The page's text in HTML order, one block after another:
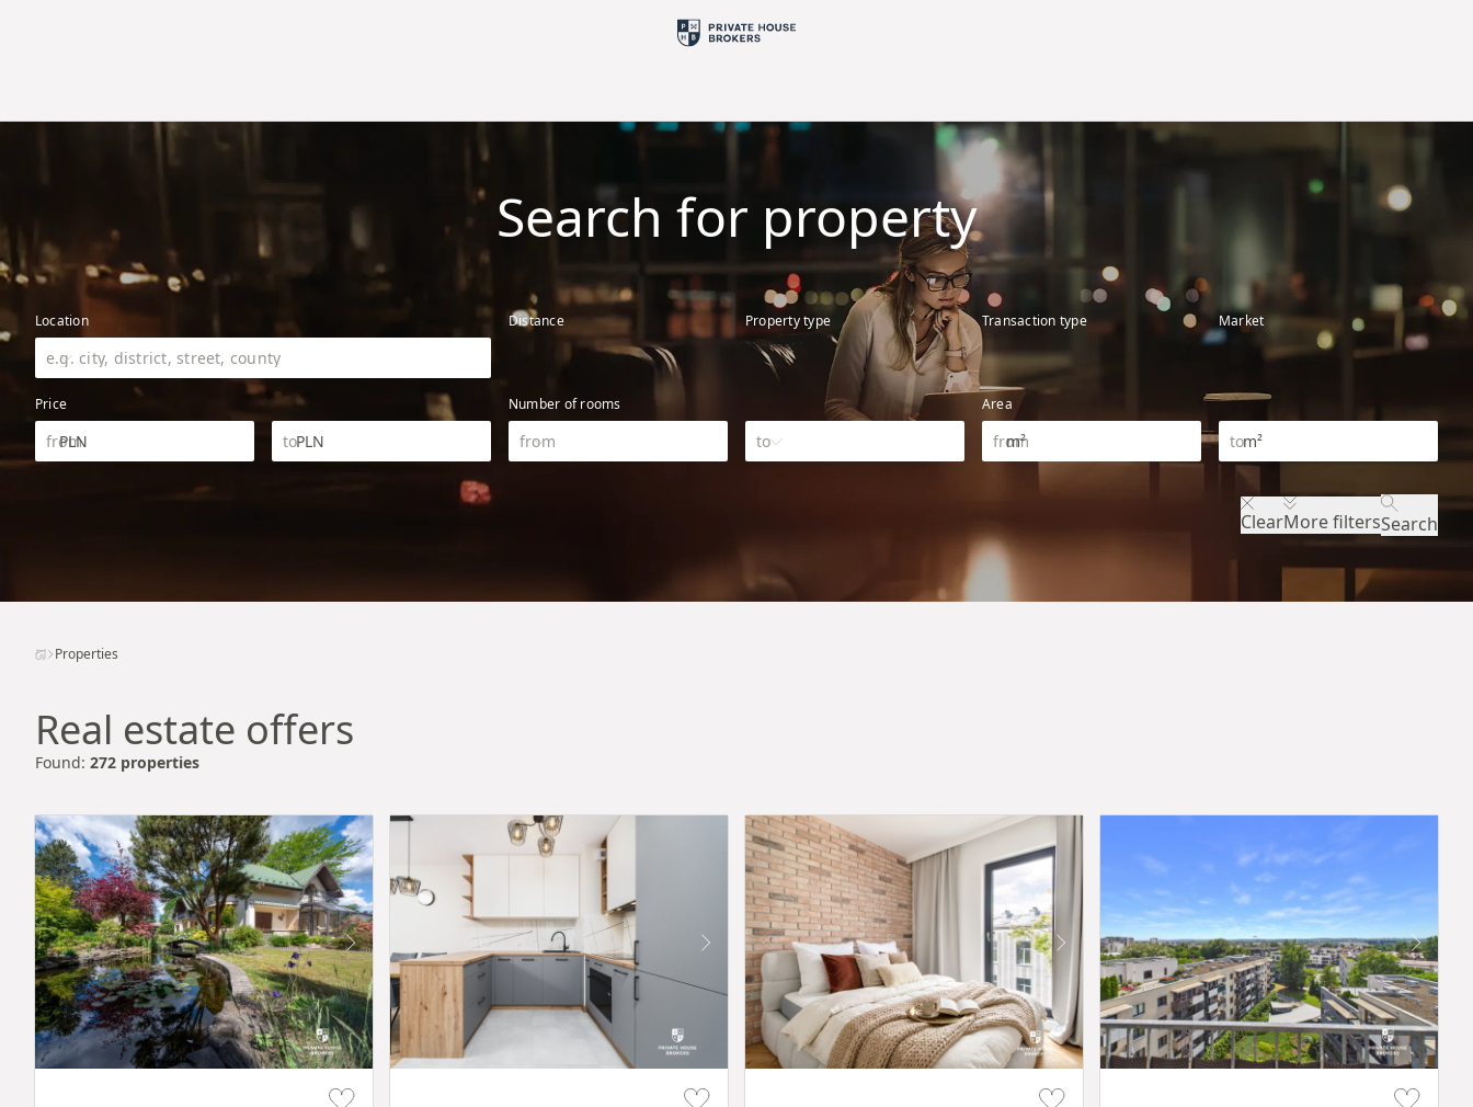
Search for property
Location Distance Property type Transaction type Market
Price
PLN PLN
Number of rooms Area
m² m²
ClearMore filtersSearch
Properties
Real estate offers
Found: 272 properties